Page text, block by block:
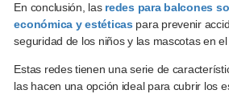
En conclusión, las redes para balcones
económica y estéticas para prevenir
seguridad de los niños y las mascotas en el
Estas redes tienen una serie de
las hacen una opción ideal para cubrir los